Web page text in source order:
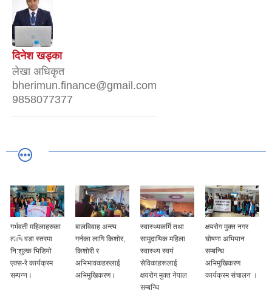
दिनेश खड्का
लेखा अधिकृत
bherimun.finance@gmail.com
9858077377
बालविवाह अन्त्य
गर्नका लागि किशोर,
किशोरी र
अभिभावकहरुलाई
अभिमुखिकरण।
स्वास्थ्यकर्मि तथा
सामुदायिक महिला
स्वास्थ्य स्वयं
सेविकाहरूलाई
क्षयरोग मुक्त नेपाल
क्षयरोग मुक्त नगर
घोषणा अभियान
सम्बन्धि
अभिमुखिकरण
कार्यक्रम संचालन ।
सहकर्मी समाजको
सुशासनमा नागरिक
सहभागिता कार्यक्रम
अन्तर्गत सहभागिता
मुलक योजना तर्जुमा र